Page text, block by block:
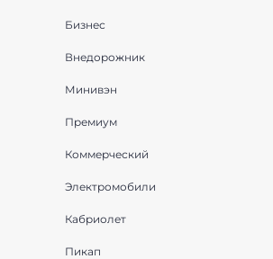
Бизнес
Внедорожник
Минивэн
Премиум
Коммерческий
Электромобили
Кабриолет
Пикап